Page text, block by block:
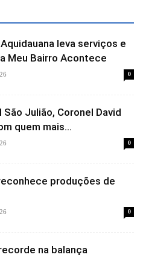
leva serviços e
Meu Bairro Acontece
0
Julião, Coronel David
quem mais...
0
produções de
0
na balança